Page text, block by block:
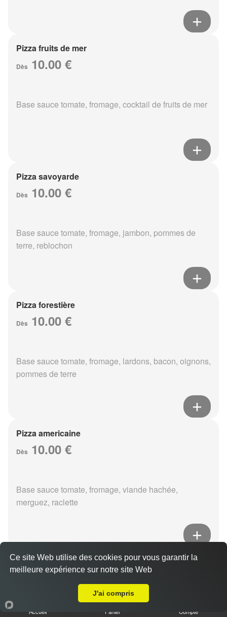
Pizza fruits de mer
Dès 10.00 €
Base sauce tomate, fromage, cocktail de fruits de mer
Pizza savoyarde
Dès 10.00 €
Base sauce tomate, fromage, jambon, pommes de
terre, reblochon
Pizza forestière
Dès 10.00 €
Base sauce tomate, fromage, lardons, bacon, oignons,
pommes de terre
Pizza americaine
Dès 10.00 €
Base sauce tomate, fromage, viande hachée,
merguez, raclette
Pizza boursin
10.00 €
Accueil Panier Compte
Ce site Web utilise des cookies pour vous garantir la
meilleure expérience sur notre site Web
J'ai compris